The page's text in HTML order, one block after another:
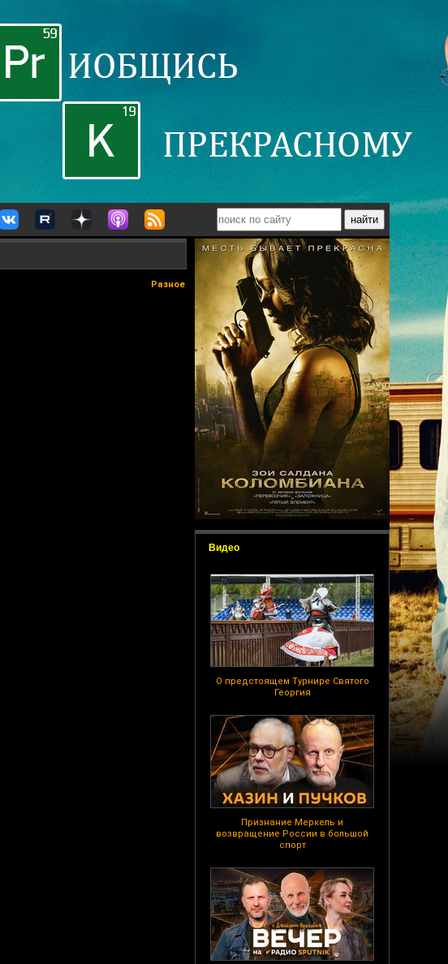
Видео
О предстоящем Турнире Святого
Георгия
Признание Меркель и
возвращение России в большой
спорт
Разное